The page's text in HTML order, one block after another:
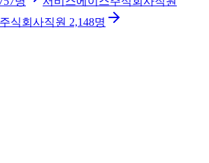
식회사직원 2,148명